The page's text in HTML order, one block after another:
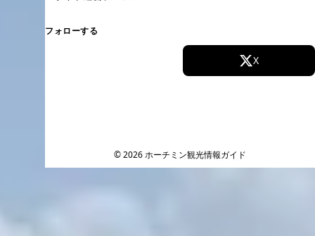
フォローする
X
© 2026 ホーチミン観光情報ガイド